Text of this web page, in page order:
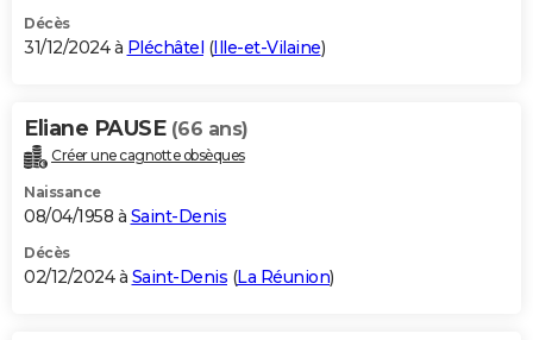
Décès
31/12/2024 à Pléchâtel (Ille-et-Vilaine)
Eliane PAUSE (66 ans)
Créer une cagnotte obsèques
Naissance
08/04/1958 à Saint-Denis
Décès
02/12/2024 à Saint-Denis (La Réunion)